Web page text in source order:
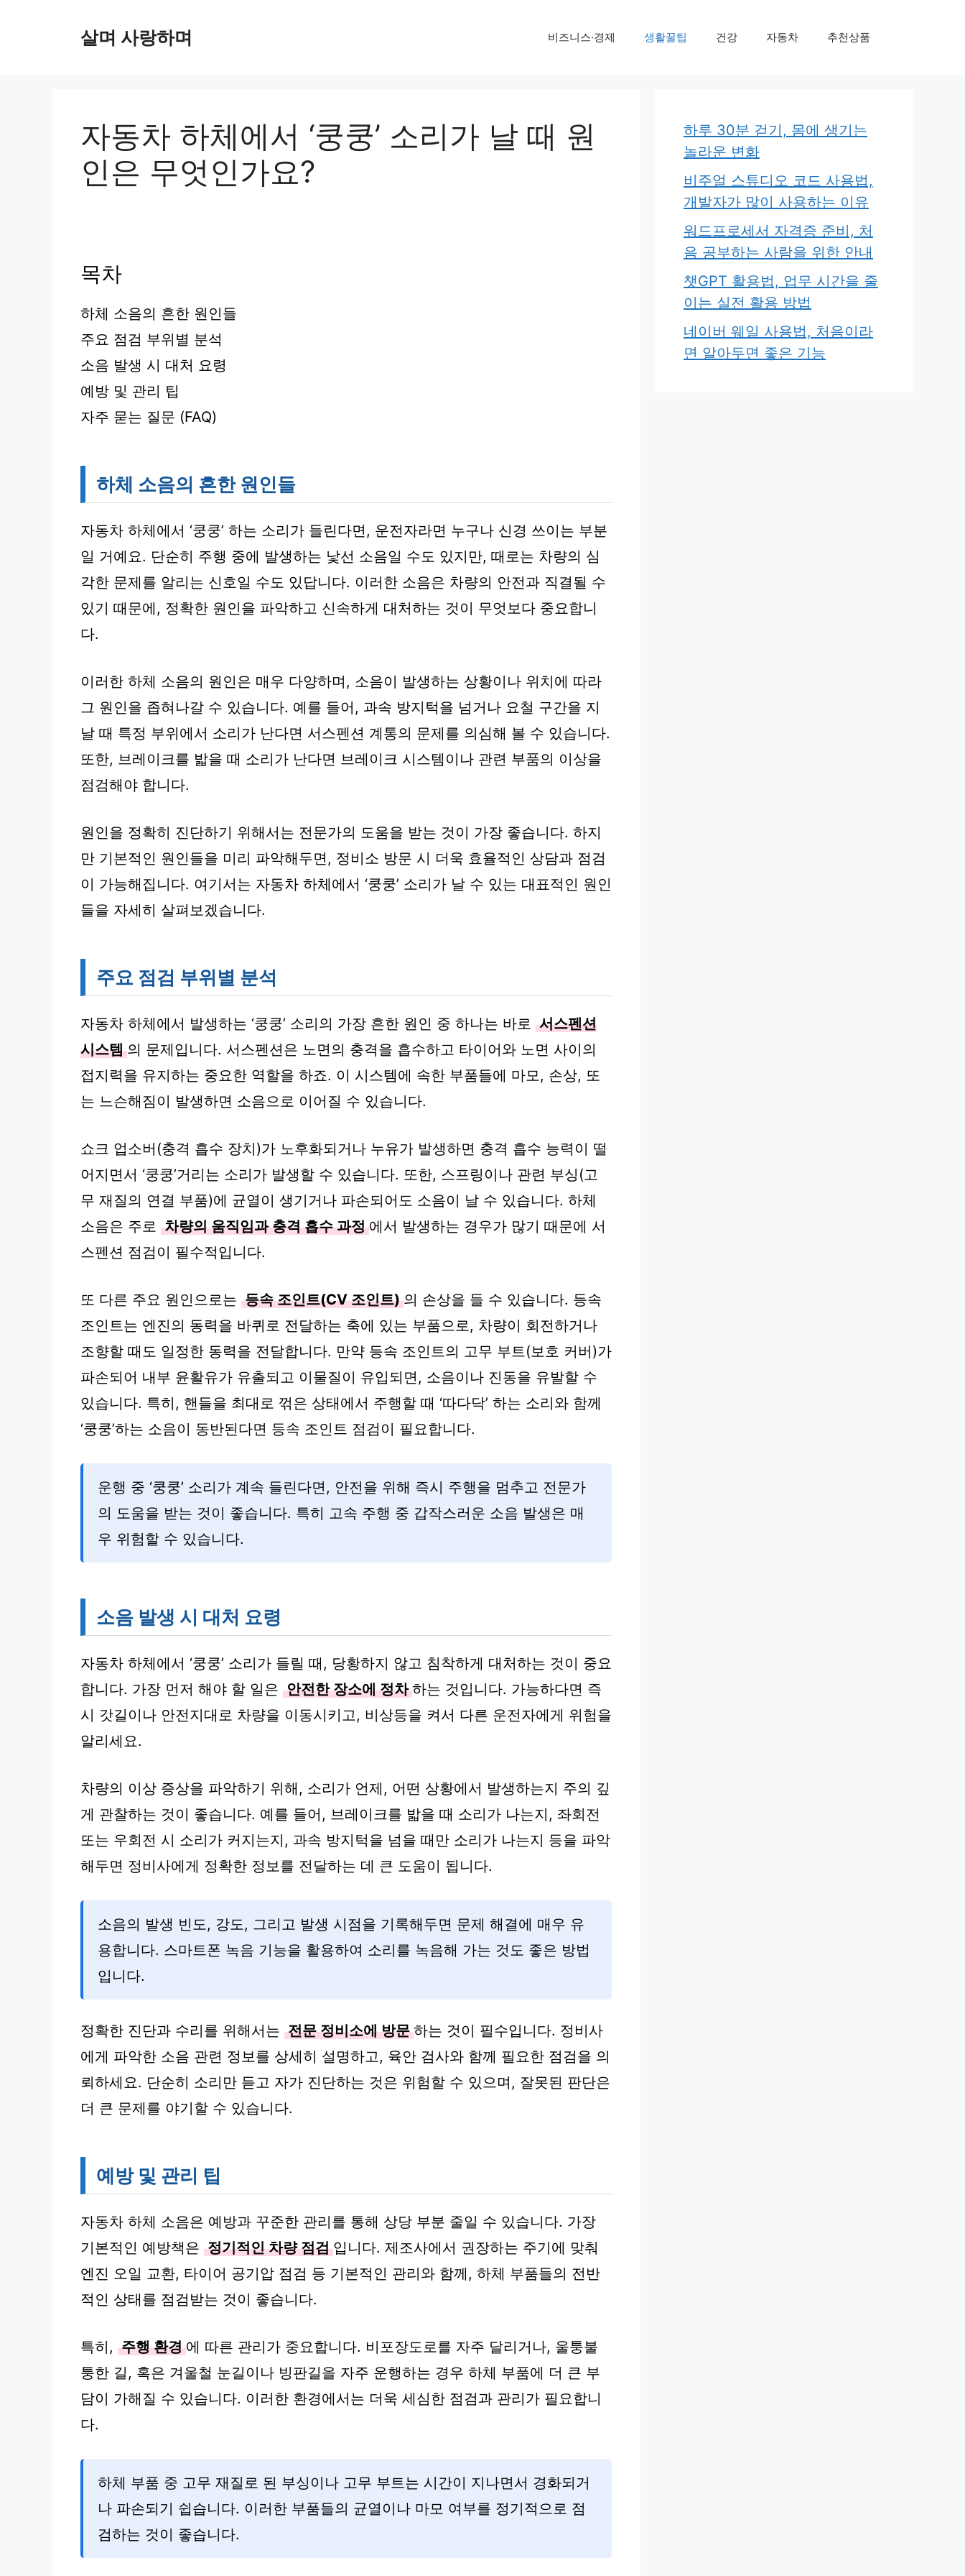
살며 사랑하며 비즈니스·경제 생활꿀팁 건강 자동차 추천상품
자동차 하체에서 ‘쿵쿵’ 소리가 날 때 원
인은 무엇인가요?
목차
하체 소음의 흔한 원인들
주요 점검 부위별 분석
소음 발생 시 대처 요령
예방 및 관리 팁
자주 묻는 질문 (FAQ)
하체 소음의 흔한 원인들
자동차 하체에서 ‘쿵쿵’ 하는 소리가 들린다면, 운전자라면 누구나 신경 쓰이는 부분
일 거예요. 단순히 주행 중에 발생하는 낯선 소음일 수도 있지만, 때로는 차량의 심
각한 문제를 알리는 신호일 수도 있답니다. 이러한 소음은 차량의 안전과 직결될 수
있기 때문에, 정확한 원인을 파악하고 신속하게 대처하는 것이 무엇보다 중요합니
다.
이러한 하체 소음의 원인은 매우 다양하며, 소음이 발생하는 상황이나 위치에 따라
그 원인을 좁혀나갈 수 있습니다. 예를 들어, 과속 방지턱을 넘거나 요철 구간을 지
날 때 특정 부위에서 소리가 난다면 서스펜션 계통의 문제를 의심해 볼 수 있습니다.
또한, 브레이크를 밟을 때 소리가 난다면 브레이크 시스템이나 관련 부품의 이상을
점검해야 합니다.
원인을 정확히 진단하기 위해서는 전문가의 도움을 받는 것이 가장 좋습니다. 하지
만 기본적인 원인들을 미리 파악해두면, 정비소 방문 시 더욱 효율적인 상담과 점검
이 가능해집니다. 여기서는 자동차 하체에서 ‘쿵쿵’ 소리가 날 수 있는 대표적인 원인
들을 자세히 살펴보겠습니다.
주요 점검 부위별 분석
자동차 하체에서 발생하는 ‘쿵쿵’ 소리의 가장 흔한 원인 중 하나는 바로 서스펜션
시스템 의 문제입니다. 서스펜션은 노면의 충격을 흡수하고 타이어와 노면 사이의
접지력을 유지하는 중요한 역할을 하죠. 이 시스템에 속한 부품들에 마모, 손상, 또
는 느슨해짐이 발생하면 소음으로 이어질 수 있습니다.
쇼크 업소버(충격 흡수 장치)가 노후화되거나 누유가 발생하면 충격 흡수 능력이 떨
어지면서 ‘쿵쿵’거리는 소리가 발생할 수 있습니다. 또한, 스프링이나 관련 부싱(고
무 재질의 연결 부품)에 균열이 생기거나 파손되어도 소음이 날 수 있습니다. 하체
소음은 주로 차량의 움직임과 충격 흡수 과정 에서 발생하는 경우가 많기 때문에 서
스펜션 점검이 필수적입니다.
또 다른 주요 원인으로는 등속 조인트(CV 조인트) 의 손상을 들 수 있습니다. 등속
조인트는 엔진의 동력을 바퀴로 전달하는 축에 있는 부품으로, 차량이 회전하거나
조향할 때도 일정한 동력을 전달합니다. 만약 등속 조인트의 고무 부트(보호 커버)가
파손되어 내부 윤활유가 유출되고 이물질이 유입되면, 소음이나 진동을 유발할 수
있습니다. 특히, 핸들을 최대로 꺾은 상태에서 주행할 때 ‘따다닥’ 하는 소리와 함께
‘쿵쿵’하는 소음이 동반된다면 등속 조인트 점검이 필요합니다.
운행 중 ‘쿵쿵’ 소리가 계속 들린다면, 안전을 위해 즉시 주행을 멈추고 전문가
의 도움을 받는 것이 좋습니다. 특히 고속 주행 중 갑작스러운 소음 발생은 매
우 위험할 수 있습니다.
소음 발생 시 대처 요령
자동차 하체에서 ‘쿵쿵’ 소리가 들릴 때, 당황하지 않고 침착하게 대처하는 것이 중요
합니다. 가장 먼저 해야 할 일은 안전한 장소에 정차 하는 것입니다. 가능하다면 즉
시 갓길이나 안전지대로 차량을 이동시키고, 비상등을 켜서 다른 운전자에게 위험을
알리세요.
차량의 이상 증상을 파악하기 위해, 소리가 언제, 어떤 상황에서 발생하는지 주의 깊
게 관찰하는 것이 좋습니다. 예를 들어, 브레이크를 밟을 때 소리가 나는지, 좌회전
또는 우회전 시 소리가 커지는지, 과속 방지턱을 넘을 때만 소리가 나는지 등을 파악
해두면 정비사에게 정확한 정보를 전달하는 데 큰 도움이 됩니다.
소음의 발생 빈도, 강도, 그리고 발생 시점을 기록해두면 문제 해결에 매우 유
용합니다. 스마트폰 녹음 기능을 활용하여 소리를 녹음해 가는 것도 좋은 방법
입니다.
정확한 진단과 수리를 위해서는 전문 정비소에 방문 하는 것이 필수입니다. 정비사
에게 파악한 소음 관련 정보를 상세히 설명하고, 육안 검사와 함께 필요한 점검을 의
뢰하세요. 단순히 소리만 듣고 자가 진단하는 것은 위험할 수 있으며, 잘못된 판단은
더 큰 문제를 야기할 수 있습니다.
예방 및 관리 팁
자동차 하체 소음은 예방과 꾸준한 관리를 통해 상당 부분 줄일 수 있습니다. 가장
기본적인 예방책은 정기적인 차량 점검 입니다. 제조사에서 권장하는 주기에 맞춰
엔진 오일 교환, 타이어 공기압 점검 등 기본적인 관리와 함께, 하체 부품들의 전반
적인 상태를 점검받는 것이 좋습니다.
특히, 주행 환경 에 따른 관리가 중요합니다. 비포장도로를 자주 달리거나, 울퉁불
퉁한 길, 혹은 겨울철 눈길이나 빙판길을 자주 운행하는 경우 하체 부품에 더 큰 부
담이 가해질 수 있습니다. 이러한 환경에서는 더욱 세심한 점검과 관리가 필요합니
다.
하체 부품 중 고무 재질로 된 부싱이나 고무 부트는 시간이 지나면서 경화되거
나 파손되기 쉽습니다. 이러한 부품들의 균열이나 마모 여부를 정기적으로 점
검하는 것이 좋습니다.
하루 30분 걷기, 몸에 생기는
놀라운 변화
비주얼 스튜디오 코드 사용법,
개발자가 많이 사용하는 이유
워드프로세서 자격증 준비, 처
음 공부하는 사람을 위한 안내
챗GPT 활용법, 업무 시간을 줄
이는 실전 활용 방법
네이버 웨일 사용법, 처음이라
면 알아두면 좋은 기능